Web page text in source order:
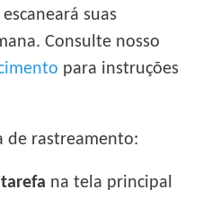
suas
Consulte nosso
para instruções
de rastreamento:
na tela principal